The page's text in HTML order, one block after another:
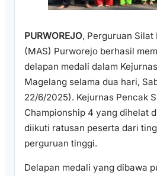
PURWOREJO, Perguruan
(MAS) Purworejo berhasil
delapan medali dalam
Magelang selama dua hari,
22/6/2025). Kejurnas Pencak
Championship 4 yang dihelat
diikuti ratusan peserta dari
perguruan tinggi.
Delapan medali yang dibawa